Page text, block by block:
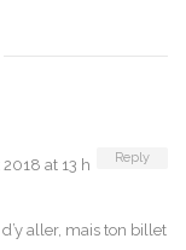
Reply
at 13 h
d’y aller, mais ton billet